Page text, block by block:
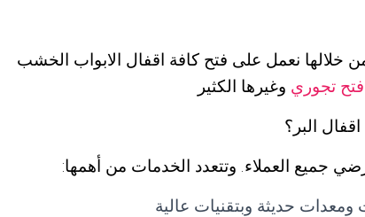
خلالها نعمل على فتح كافة اقفال الابواب الخشب
فتح تجوري وغيرها الكثير
البر؟
جميع العملاء. وتتعدد الخدمات من أهمها:
حديثة وبتقنيات عالية